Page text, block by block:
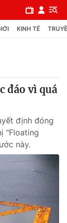
KINH TẾ
đáo vì quá
định đóng
"Floating
này.